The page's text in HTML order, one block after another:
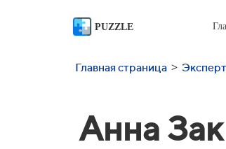
PUZZLE
Главная страница >
Анна Зак